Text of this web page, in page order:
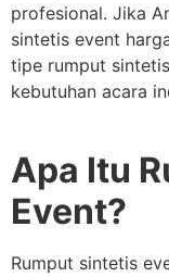
profesional. Jika
sintetis event
tipe rumput
kebutuhan acara
Apa Itu
Event?
Rumput sintetis